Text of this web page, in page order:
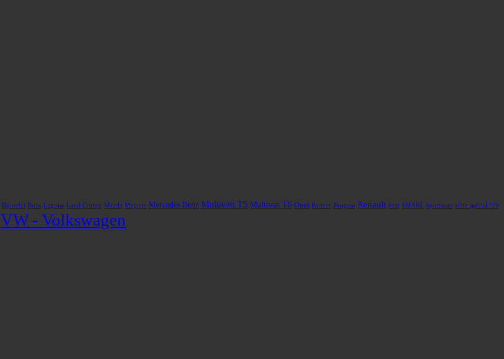
Hyundai Ibiza Laguna Land Cruiser Mazda Megane Mercedes Benz Multivan T5 Multivan T6 Opel Partner Peugeot Renault Seat SMART Sportsvan série spécial "70
VW - Volkswagen